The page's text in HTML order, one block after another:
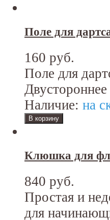
Поле для
160 руб.
Поле для
Наличие: на
Клюшка для
840 руб.
Простая и
для